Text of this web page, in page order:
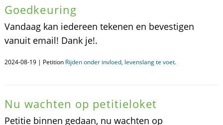
Goedkeuring
Vandaag kan iedereen tekenen en bevestigen
vanuit email! Dank je!.
2024-08-19 | Petition Rijden onder invloed, levenslang te voet.
Nu wachten op petitieloket
Petitie binnen gedaan, nu wachten op